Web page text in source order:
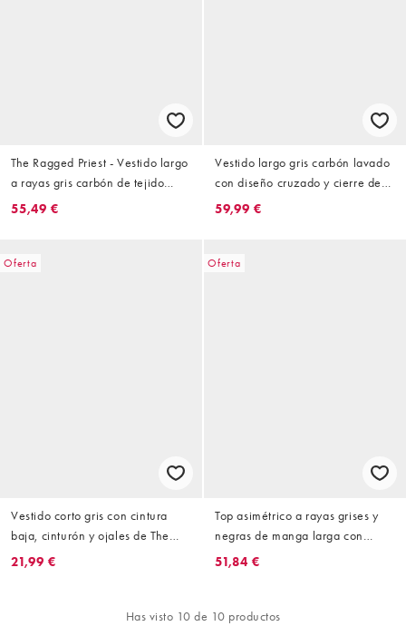
The Ragged Priest - Vestido largo
a rayas gris carbón de tejido
texturizado con ojales
55,49 €
Vestido largo gris carbón lavado
con diseño cruzado y cierre de
broche de The Ragged Priest
59,99 €
Oferta
Vestido corto gris con cintura
baja, cinturón y ojales de The
Ragged Priest
21,99 €
Oferta
Top asimétrico a rayas grises y
negras de manga larga con
botones de The Ragged Priest
51,84 €
Has visto 10 de 10 productos